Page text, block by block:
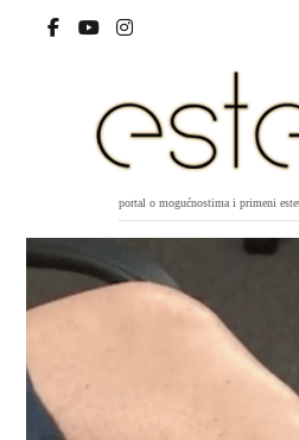
portal o mogućnostima i primeni